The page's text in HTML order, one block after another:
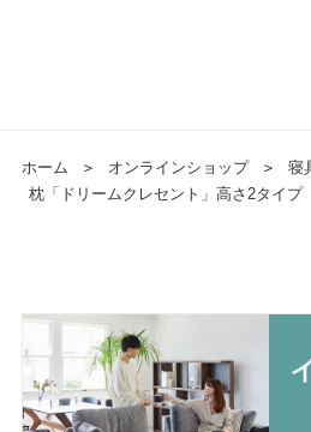
ホーム ＞ オンラインショップ ＞ 寝
枕「ドリームクレセント」高さ2タイプ